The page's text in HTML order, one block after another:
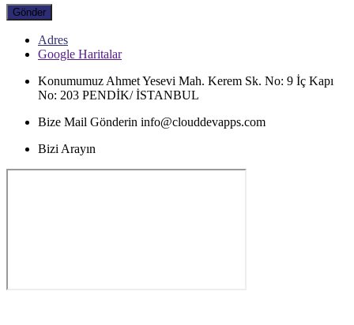
Gönder
Adres
Google Haritalar
KonumumuzAhmet Yesevi Mah. Kerem Sk. No: 9 İç Kapı
No: 203 PENDİK/ İSTANBUL
Bize Mail Gönderin info@clouddevapps.com
Bizi Arayın